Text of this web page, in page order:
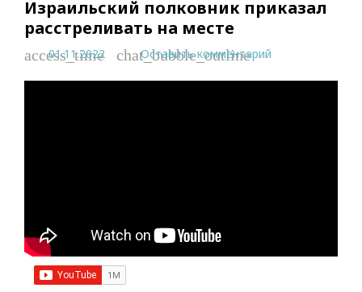
Израильский полковник приказал
расстреливать на месте
access_time
01.11.2022 chat_bubble_outline
Оставить комментарий